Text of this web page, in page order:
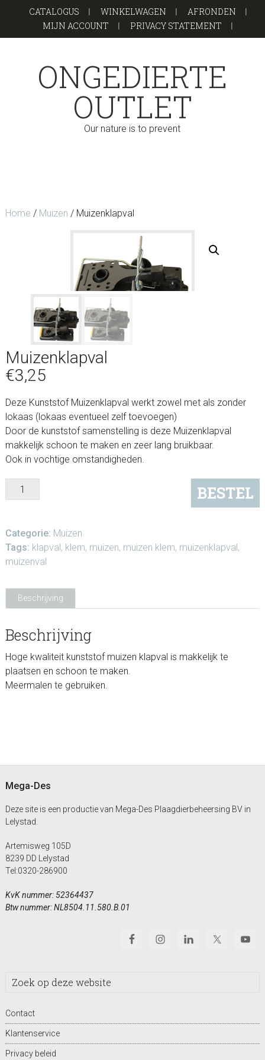
de
de
CATALOGUS WINKELWAGEN
AFRONDEN
MIJN ACCOUNT
PRIVACY STATEMENT
ONGEDIERTE
OUTLET
Our nature is to prevent
Home / Muizen / Muizenklapval
Muizenklapval
€3,25
Deze Kunststof Muizenklapval werkt zowel met als zonder
lokaas (lokaas eventueel zelf toevoegen)
Door de kunststof samenstelling is deze Muizenklapval
makkelijk schoon te maken en zeer lang bruikbaar.
Ook in vochtige omstandigheden.
Muizenklapval
aantal
BESTEL
Categorie: Muizen
Tags: klapval , klem, muizen, muizen klem, muizenklapval ,
muizenval
Beschrijving
Beschrijving
Hoge kwaliteit kunststof muizen klapval is makkelijk te
plaatsen en schoon te maken.
Meermalen te gebruiken.
Zijkant
Footer
Mega-Des
Deze site is een productie van Mega-Des Plaagdierbeheersing BV in
Lelystad.
Artemisweg 105D
8239 DD Lelystad
Tel:0320-286900
KvK nummer: 52364437
Btw nummer: NL8504.11.580.B.01
Zoek
website
Contact
Klantenservice
Privacy beleid